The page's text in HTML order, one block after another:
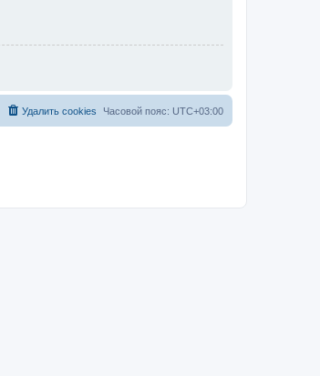
Часовой пояс: UTC+03:00
Удалить cookies